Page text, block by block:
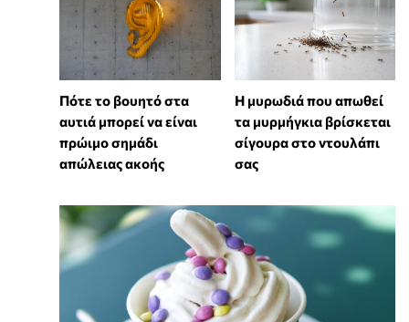
Πότε το βουητό στα
αυτιά μπορεί να είναι
πρώιμο σημάδι
απώλειας ακοής
Η μυρωδιά που απωθεί
τα μυρμήγκια βρίσκεται
σίγουρα στο ντουλάπι
σας